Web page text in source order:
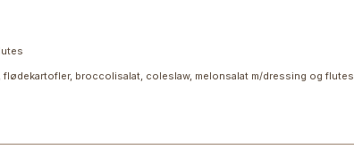
broccolisalat, coleslaw, melonsalat m/dressing og flutes